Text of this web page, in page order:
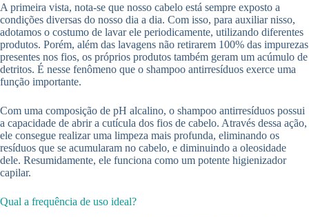
A primeira vista, nota-se que nosso cabelo está sempre exposto a
condições diversas do nosso dia a dia. Com isso, para auxiliar nisso,
adotamos o costumo de lavar ele periodicamente, utilizando diferentes
produtos. Porém, além das lavagens não retirarem 100% das impurezas
presentes nos fios, os próprios produtos também geram um acúmulo de
detritos. É nesse fenômeno que o shampoo antirresíduos exerce uma
função importante.
Com uma composição de pH alcalino, o shampoo antirresíduos possui
a capacidade de abrir a cutícula dos fios de cabelo. Através dessa ação,
ele consegue realizar uma limpeza mais profunda, eliminando os
resíduos que se acumularam no cabelo, e diminuindo a oleosidade
dele. Resumidamente, ele funciona como um potente higienizador
capilar.
Qual a frequência de uso ideal?